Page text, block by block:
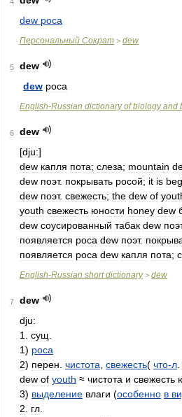
dew роса
Персональный Сократ > dew
5
dew
dew роса
English-Russian dictionary of biology and
6
dew
[dju:]
dew капля пота; слеза; mountain
dew поэт. покрывать росой; it is
dew поэт. свежесть; the dew of
youth свежесть юности honey dew
dew соусированный табак dew поэт
появляется роса dew поэт.
появляется роса dew капля пота;
English-Russian short dictionary> dew
7
dew
dju:
1
сущ
1) роса
2) перен чистота свежесть( что-л
dew of youth ≈ чистота и свежесть
3) выделение влаги (особенно в
2
гл